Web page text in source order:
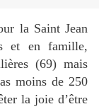
la Saint Jean
et en famille,
(69) mais
moins de 250
la joie d’être